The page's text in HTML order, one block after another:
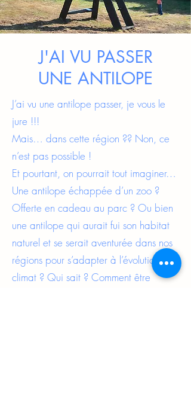
J'AI VU PASSER
UNE ANTILOPE
J’ai vu une antilope passer, je vous le
jure !!!
Mais… dans cette région ?? Non, ce
n’est pas possible !
Et pourtant, on pourrait tout imaginer…
Une antilope échappée d’un zoo ?
Offerte en cadeau au parc ? Ou bien
une antilope qui aurait fui son habitat
naturel et se serait aventurée dans nos
régions pour s’adapter à l’évolution du
climat ? Qui sait ? Comment être